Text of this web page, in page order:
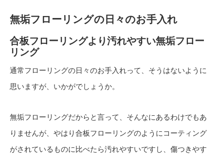
無垢フローリングの日々のお手入れ
合板フローリングより汚れやすい無垢フロー
リング
通常フローリングの日々のお手入れって、そうはないように
思いますが、いかがでしょうか。
無垢フローリングだからと言って、そんなにあるわけでもあ
りませんが、やはり合板フローリングのようにコーティング
がされているものに比べたら汚れやすいですし、傷つきやす